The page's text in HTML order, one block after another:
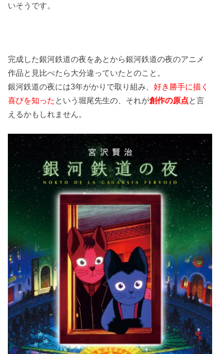
いそうです。
完成した銀河鉄道の夜をあとから銀河鉄道の夜のアニメ
作品と見比べたら大分違っていたとのこと。
銀河鉄道の夜には3年がかりで取り組み、好き勝手に描く
喜びを知った という堀尾先生の、それが創作の原点と言
えるかもしれません。